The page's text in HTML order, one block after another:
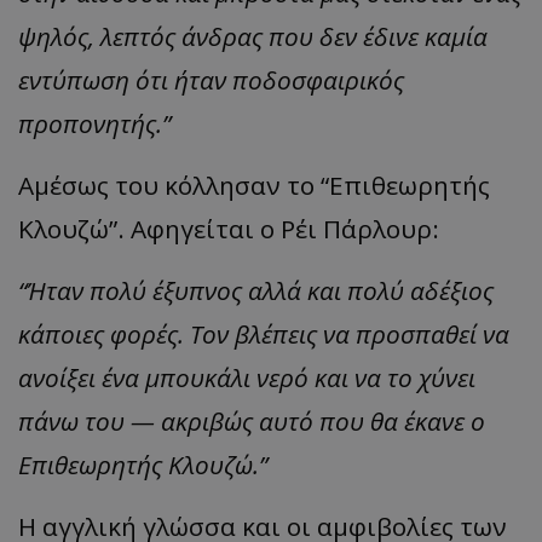
ψηλός, λεπτός άνδρας που δεν έδινε καμία
εντύπωση ότι ήταν ποδοσφαιρικός
προπονητής.”
Αμέσως του κόλλησαν το “Επιθεωρητής
Κλουζώ”. Αφηγείται ο Ρέι Πάρλουρ:
“Ήταν πολύ έξυπνος αλλά και πολύ αδέξιος
κάποιες φορές. Τον βλέπεις να προσπαθεί να
ανοίξει ένα μπουκάλι νερό και να το χύνει
πάνω του — ακριβώς αυτό που θα έκανε ο
Επιθεωρητής Κλουζώ.”
Η αγγλική γλώσσα και οι αμφιβολίες των